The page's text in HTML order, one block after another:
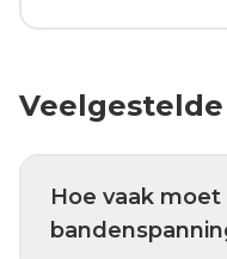
Hoe vaak moet